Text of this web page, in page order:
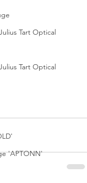
Tart Optical
Tart Optical
'APTONN'